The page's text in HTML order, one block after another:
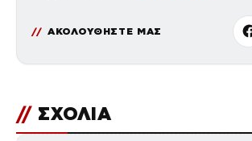
ΑΚΟΛΟΥΘΗΣΤΕ ΜΑΣ
// ΣΧΟΛΙΑ